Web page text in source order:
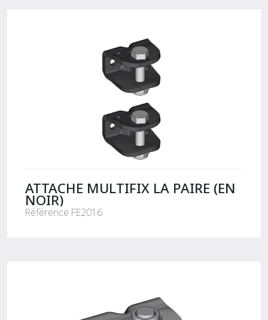
ATTACHE MULTIFIX LA PAIRE (EN
NOIR)
Référence FE2016